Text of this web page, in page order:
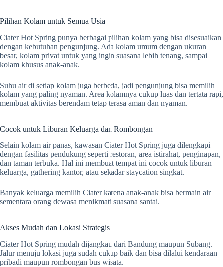
Pilihan Kolam untuk Semua Usia
Ciater Hot Spring punya berbagai pilihan kolam yang bisa disesuaikan
dengan kebutuhan pengunjung. Ada kolam umum dengan ukuran
besar, kolam privat untuk yang ingin suasana lebih tenang, sampai
kolam khusus anak-anak.
Suhu air di setiap kolam juga berbeda, jadi pengunjung bisa memilih
kolam yang paling nyaman. Area kolamnya cukup luas dan tertata rapi,
membuat aktivitas berendam tetap terasa aman dan nyaman.
Cocok untuk Liburan Keluarga dan Rombongan
Selain kolam air panas, kawasan Ciater Hot Spring juga dilengkapi
dengan fasilitas pendukung seperti restoran, area istirahat, penginapan,
dan taman terbuka. Hal ini membuat tempat ini cocok untuk liburan
keluarga, gathering kantor, atau sekadar staycation singkat.
Banyak keluarga memilih Ciater karena anak-anak bisa bermain air
sementara orang dewasa menikmati suasana santai.
Akses Mudah dan Lokasi Strategis
Ciater Hot Spring mudah dijangkau dari Bandung maupun Subang.
Jalur menuju lokasi juga sudah cukup baik dan bisa dilalui kendaraan
pribadi maupun rombongan bus wisata.